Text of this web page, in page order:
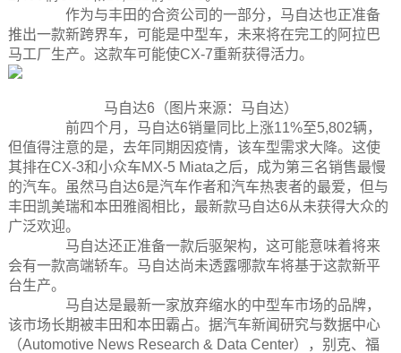
作为与丰田的合资公司的一部分，马自达也正准备
推出一款新跨界车，可能是中型车，未来将在完工的阿拉巴
马工厂生产。这款车可能使CX-7重新获得活力。
马自达6（图片来源：马自达）
前四个月，马自达6销量同比上涨11%至5,802辆，
但值得注意的是，去年同期因疫情，该车型需求大降。这使
其排在CX-3和小众车MX-5 Miata之后，成为第三名销售最慢
的汽车。虽然马自达6是汽车作者和汽车热衷者的最爱，但与
丰田凯美瑞和本田雅阁相比，最新款马自达6从未获得大众的
广泛欢迎。
马自达还正准备一款后驱架构，这可能意味着将来
会有一款高端轿车。马自达尚未透露哪款车将基于这款新平
台生产。
马自达是最新一家放弃缩水的中型车市场的品牌，
该市场长期被丰田和本田霸占。据汽车新闻研究与数据中心
（Automotive News Research & Data Center），别克、福